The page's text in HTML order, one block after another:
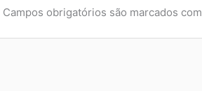
Campos obrigatórios são marcados com